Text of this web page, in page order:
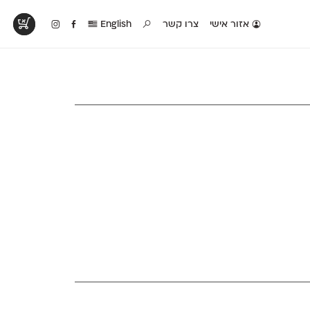
אזור אישי צרו קשר English
שנעשו עם
פונטים על־גבי דף A4
של הפונטים שלנו זה